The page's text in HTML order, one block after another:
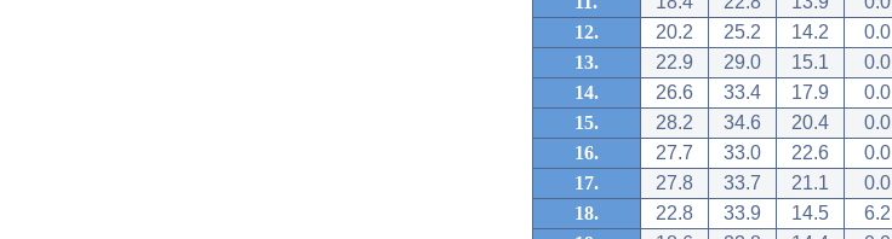
12.
20.2 25.2 14.2 0.0
13.
22.9 29.0 15.1 0.0
14.
26.6 33.4 17.9 0.0
15.
28.2 34.6 20.4 0.0
16.
27.7 33.0 22.6 0.0
17.
27.8 33.7 21.1 0.0
18.
22.8 33.9 14.5 6.2